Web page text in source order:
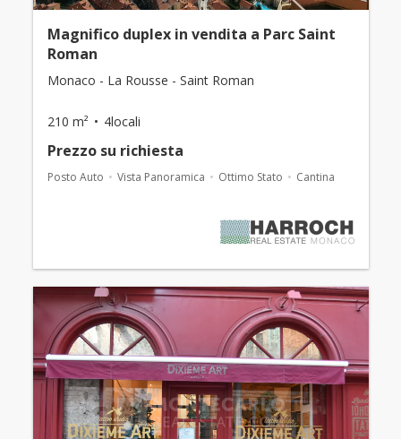
Magnifico duplex in vendita a Parc Saint
Roman
Monaco - La Rousse - Saint Roman
210 m² 4locali
Prezzo su richiesta
Posto Auto Vista Panoramica Ottimo Stato Cantina